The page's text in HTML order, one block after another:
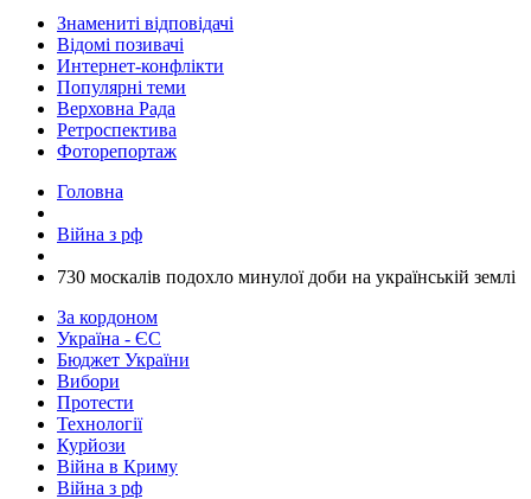
Знамениті відповідачі
Відомі позивачі
Интернет-конфлікти
Популярні теми
Верховна Рада
Ретроспектива
Фоторепортаж
Головна
Війна з рф
​730 москалів подохло минулої доби на українській землі
За кордоном
Україна - ЄС
Бюджет України
Вибори
Протести
Технології
Курйози
Війна в Криму
Війна з рф